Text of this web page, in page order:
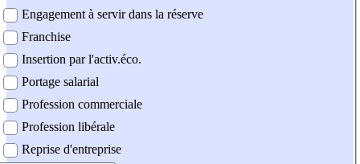
Engagement à servir dans la réserve
Franchise
Insertion par l'activ.éco.
Portage salarial
Profession commerciale
Profession libérale
Reprise d'entreprise